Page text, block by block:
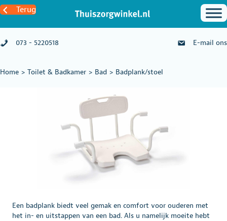
Terug
073 - 5220518 E-mail ons
Home > Toilet & Badkamer > Bad > Badplank/stoel
Een badplank biedt veel gemak en comfort voor ouderen met
het in- en uitstappen van een bad. Als u namelijk moeite hebt